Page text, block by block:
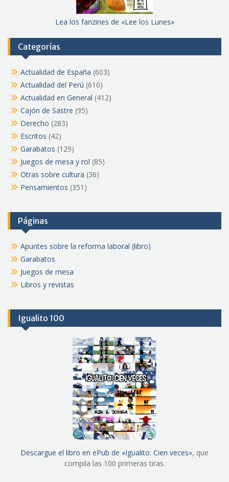
Lea los fanzines de «Lee los Lunes»
Categorías
Actualidad de España (603)
Actualidad del Perú (610)
Actualidad en General (412)
Cajón de Sastre (95)
Derecho (283)
Escritos (42)
Garabatos (129)
Juegos de mesa y rol (85)
Otras sobre cultura (36)
Pensamientos (351)
Páginas
Apuntes sobre la reforma laboral (libro)
Garabatos
Juegos de mesa
Libros y revistas
Igualito 100
Descargue el libro en ePub de «Igualito: Cien veces», que
compila las 100 primeras tiras.